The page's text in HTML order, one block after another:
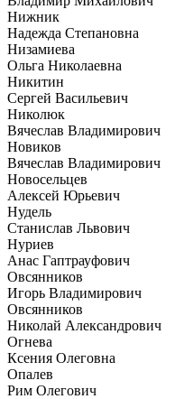
Нижник
Надежда Степановна
Низамиева
Ольга Николаевна
Никитин
Сергей Васильевич
Николюк
Вячеслав Владимирович
Новиков
Вячеслав Владимирович
Новосельцев
Алексей Юрьевич
Нудель
Станислав Львович
Нуриев
Анас Гаптрауфович
Овсянников
Игорь Владимирович
Овсянников
Николай Александрович
Огнева
Ксения Олеговна
Опалев
Рим Олегович